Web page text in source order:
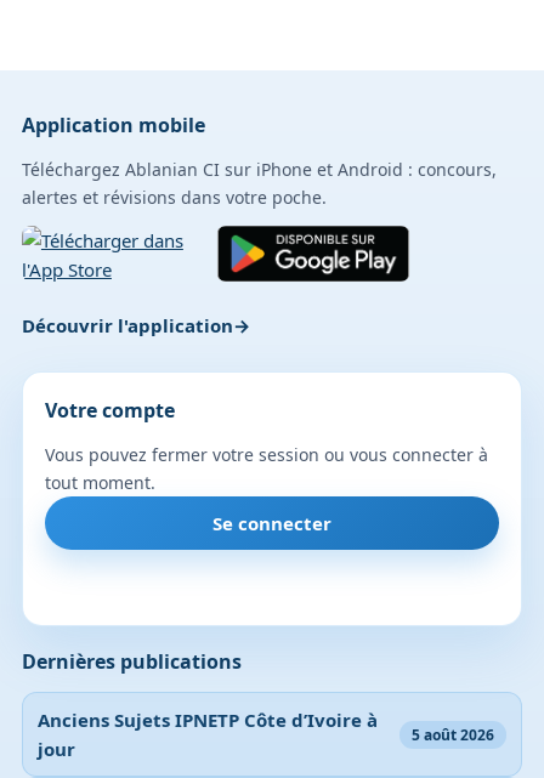
Application mobile
Téléchargez Ablanian CI sur iPhone et Android : concours,
alertes et révisions dans votre poche.
Découvrir l'application
Dernières publications
Anciens Sujets IPNETP Côte d’Ivoire à
jour
5 août 2026
Votre compte
Vous pouvez fermer votre session ou vous connecter à
tout moment.
Se connecter